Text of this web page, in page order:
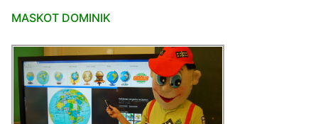
MASKOT DOMINIK